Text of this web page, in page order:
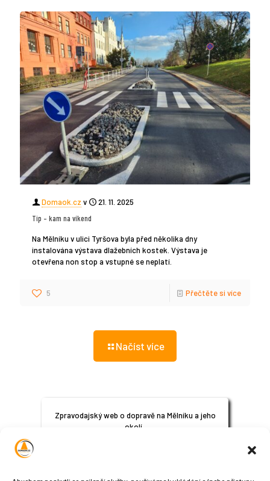
Domaok.cz v
21. 11. 2025
Tip – kam na víkend
Na Mělníku v ulici Tyršova byla před několika dny
instalována výstava dlažebních kostek. Výstava je
otevřena non stop a vstupné se neplatí.
5 Přečtěte si více
Načíst více
Zpravodajský web o dopravě na Mělníku a jeho
okolí.